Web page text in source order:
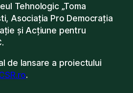
Tehnologic „Toma
Asociația Pro Democrația
și Acțiune pentru
de lansare a proiectului
.